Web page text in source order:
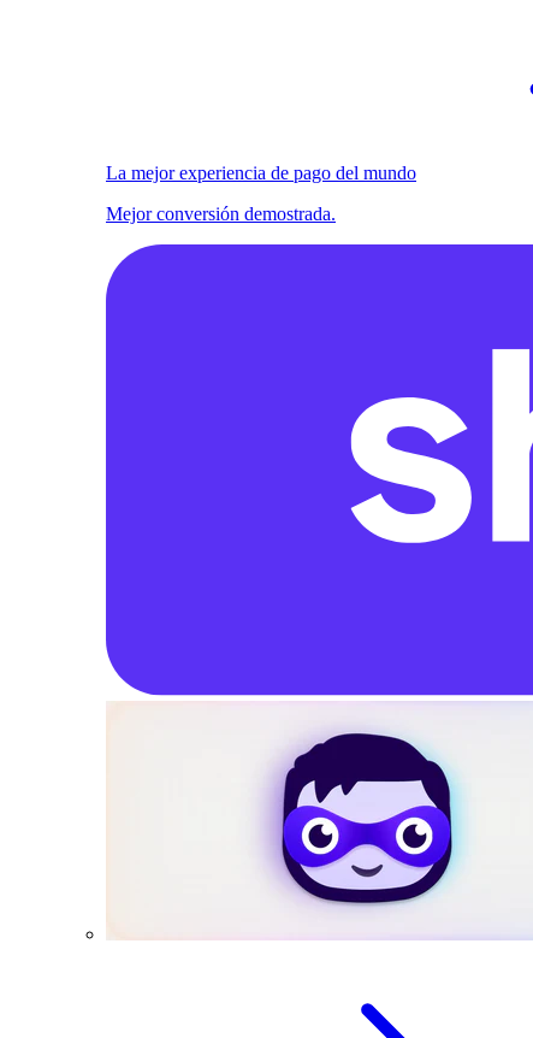
La mejor experiencia de pago del mundo
Mejor conversión demostrada.